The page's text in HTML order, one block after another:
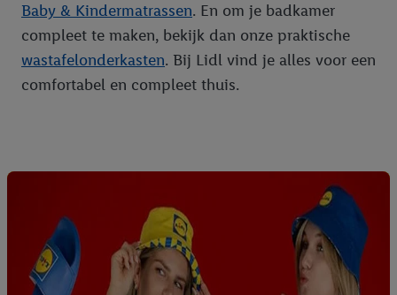
Baby & Kindermatrassen. En om je badkamer
compleet te maken, bekijk dan onze praktische
wastafelonderkasten. Bij Lidl vind je alles voor een
comfortabel en compleet thuis.